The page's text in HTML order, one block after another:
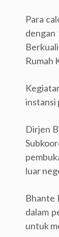
Para
dengan
Rumah
instansi
Dirjen
luar
Bhante
dalam
untuk